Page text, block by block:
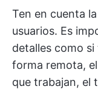
Ten en cuenta
usuarios. Es
detalles como
forma remota,
que trabajan, el